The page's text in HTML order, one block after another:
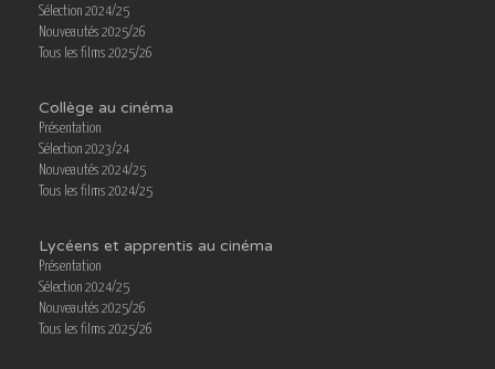
Sélection 2024/25
Nouveautés 2025/26
Tous les films 2025/26
Collège au cinéma
Présentation
Sélection 2023/24
Nouveautés 2024/25
Tous les films 2024/25
Lycéens et apprentis au cinéma
Présentation
Sélection 2024/25
Nouveautés 2025/26
Tous les films 2025/26